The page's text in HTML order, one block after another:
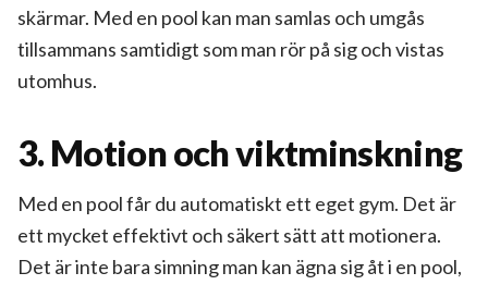
skärmar. Med en pool kan man samlas och umgås
tillsammans samtidigt som man rör på sig och vistas
utomhus.
3. Motion och viktminskning
Med en pool får du automatiskt ett eget gym. Det är
ett mycket effektivt och säkert sätt att motionera.
Det är inte bara simning man kan ägna sig åt i en pool,